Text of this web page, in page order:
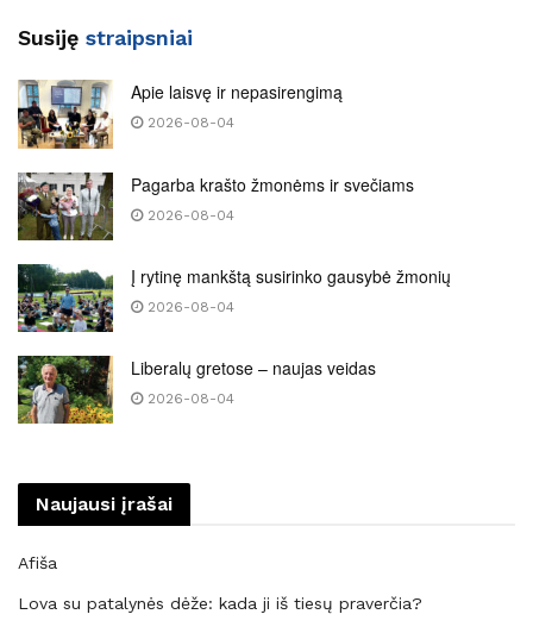
Susiję straipsniai
Apie laisvę ir nepasirengimą
2026-08-04
Pagarba krašto žmonėms ir svečiams
2026-08-04
Į rytinę mankštą susirinko gausybė žmonių
2026-08-04
Liberalų gretose – naujas veidas
2026-08-04
Naujausi įrašai
Afiša
Lova su patalynės dėže: kada ji iš tiesų praverčia?